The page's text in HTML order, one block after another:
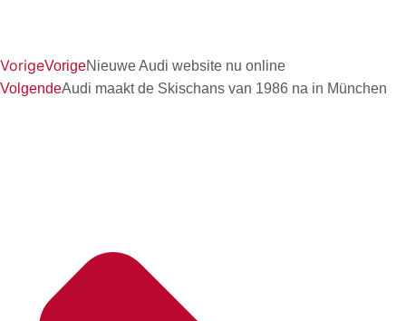
VorigeVorigeNieuwe Audi website nu online
VolgendeAudi maakt de Skischans van 1986 na in München